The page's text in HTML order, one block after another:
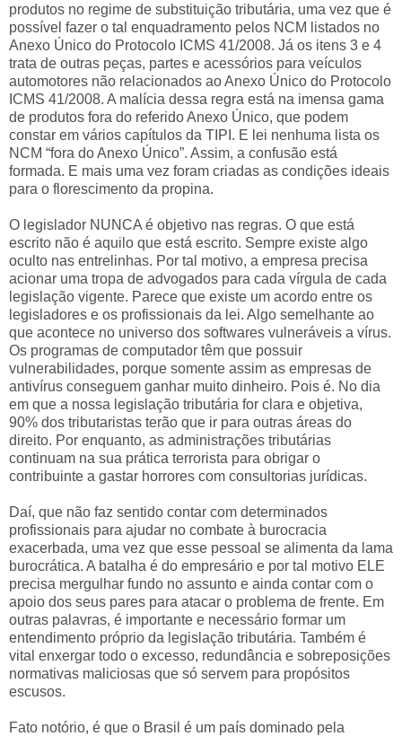
produtos no regime de substituição tributária, uma vez que é
possível fazer o tal enquadramento pelos NCM listados no
Anexo Único do Protocolo ICMS 41/2008. Já os itens 3 e 4
trata de outras peças, partes e acessórios para veículos
automotores não relacionados ao Anexo Único do Protocolo
ICMS 41/2008. A malícia dessa regra está na imensa gama
de produtos fora do referido Anexo Único, que podem
constar em vários capítulos da TIPI. E lei nenhuma lista os
NCM “fora do Anexo Único”. Assim, a confusão está
formada. E mais uma vez foram criadas as condições ideais
para o florescimento da propina.
O legislador NUNCA é objetivo nas regras. O que está
escrito não é aquilo que está escrito. Sempre existe algo
oculto nas entrelinhas. Por tal motivo, a empresa precisa
acionar uma tropa de advogados para cada vírgula de cada
legislação vigente. Parece que existe um acordo entre os
legisladores e os profissionais da lei. Algo semelhante ao
que acontece no universo dos softwares vulneráveis a vírus.
Os programas de computador têm que possuir
vulnerabilidades, porque somente assim as empresas de
antivírus conseguem ganhar muito dinheiro. Pois é. No dia
em que a nossa legislação tributária for clara e objetiva,
90% dos tributaristas terão que ir para outras áreas do
direito. Por enquanto, as administrações tributárias
continuam na sua prática terrorista para obrigar o
contribuinte a gastar horrores com consultorias jurídicas.
Daí, que não faz sentido contar com determinados
profissionais para ajudar no combate à burocracia
exacerbada, uma vez que esse pessoal se alimenta da lama
burocrática. A batalha é do empresário e por tal motivo ELE
precisa mergulhar fundo no assunto e ainda contar com o
apoio dos seus pares para atacar o problema de frente. Em
outras palavras, é importante e necessário formar um
entendimento próprio da legislação tributária. Também é
vital enxergar todo o excesso, redundância e sobreposições
normativas maliciosas que só servem para propósitos
escusos.
Fato notório, é que o Brasil é um país dominado pela